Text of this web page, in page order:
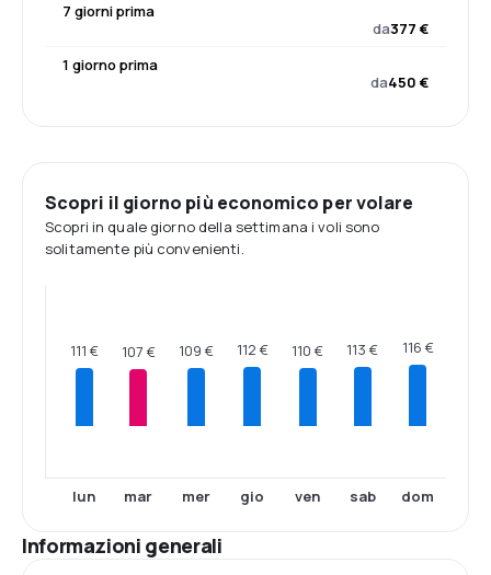
7 giorni prima
da377 €
1 giorno prima
da450 €
Scopri il giorno più economico per volare
Scopri in quale giorno della settimana i voli sono
solitamente più convenienti.
111 €
lun
107 €
mar
109 €
mer
112 €
gio
110 €
ven
113 €
sab
116 €
dom
Informazioni generali